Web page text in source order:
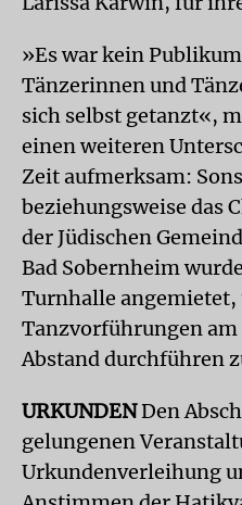
»Es war kein
Tänzerinnen und
sich selbst getanzt«,
einen weiteren
Zeit aufmerksam:
beziehungsweise das
der Jüdischen
Bad Sobernheim
Turnhalle angemietet,
Tanzvorführungen
Abstand durchführen
URKUNDENDen
gelungenen
Urkundenverleihung